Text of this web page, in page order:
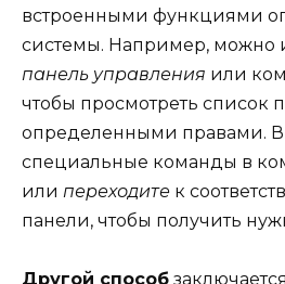
встроенными функциями
системы. Например, можно
панель управления или
чтобы просмотреть список
определенными правами.
специальные команды в
или переходите к
панели, чтобы получить
Другой способ